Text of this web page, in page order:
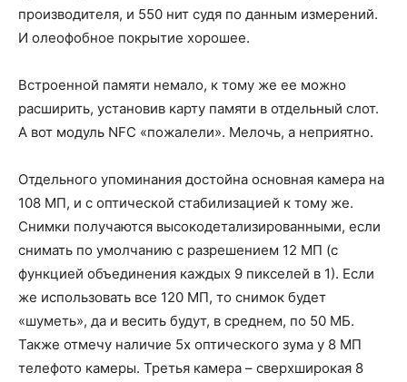
производителя, и 550 нит судя по данным измерений.
И олеофобное покрытие хорошее.
Встроенной памяти немало, к тому же ее можно
расширить, установив карту памяти в отдельный слот.
А вот модуль NFC «пожалели». Мелочь, а неприятно.
Отдельного упоминания достойна основная камера на
108 МП, и с оптической стабилизацией к тому же.
Снимки получаются высокодетализированными, если
снимать по умолчанию с разрешением 12 МП (с
функцией объединения каждых 9 пикселей в 1). Если
же использовать все 120 МП, то снимок будет
«шуметь», да и весить будут, в среднем, по 50 МБ.
Также отмечу наличие 5х оптического зума у 8 МП
телефото камеры. Третья камера – сверхширокая 8